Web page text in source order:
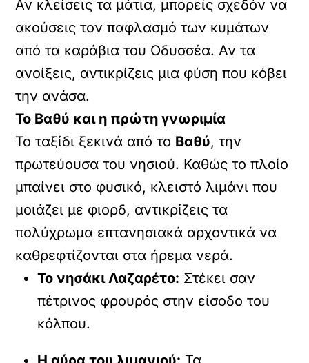
Αν κλείσεις τα μάτια, μπορείς σχεδόν να
ακούσεις τον παφλασμό των κυμάτων
από τα καράβια του Οδυσσέα. Αν τα
ανοίξεις, αντικρίζεις μια φύση που κόβει
την ανάσα.
Το Βαθύ και η πρώτη γνωριμία
Το ταξίδι ξεκινά από το Βαθύ, την
πρωτεύουσα του νησιού. Καθώς το πλοίο
μπαίνει στο φυσικό, κλειστό λιμάνι που
μοιάζει με φιορδ, αντικρίζεις τα
πολύχρωμα επτανησιακά αρχοντικά να
καθρεφτίζονται στα ήρεμα νερά.
Το νησάκι Λαζαρέτο: Στέκει σαν
πέτρινος φρουρός στην είσοδο του
κόλπου.